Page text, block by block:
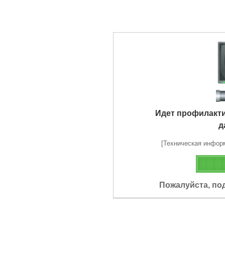
Идет
[Техническая
Пожалуйста,